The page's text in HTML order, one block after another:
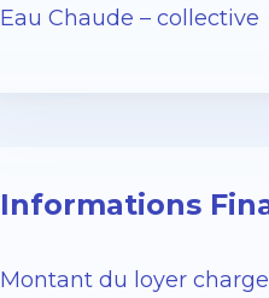
Eau Chaude – collective
Informations
Montant du loyer